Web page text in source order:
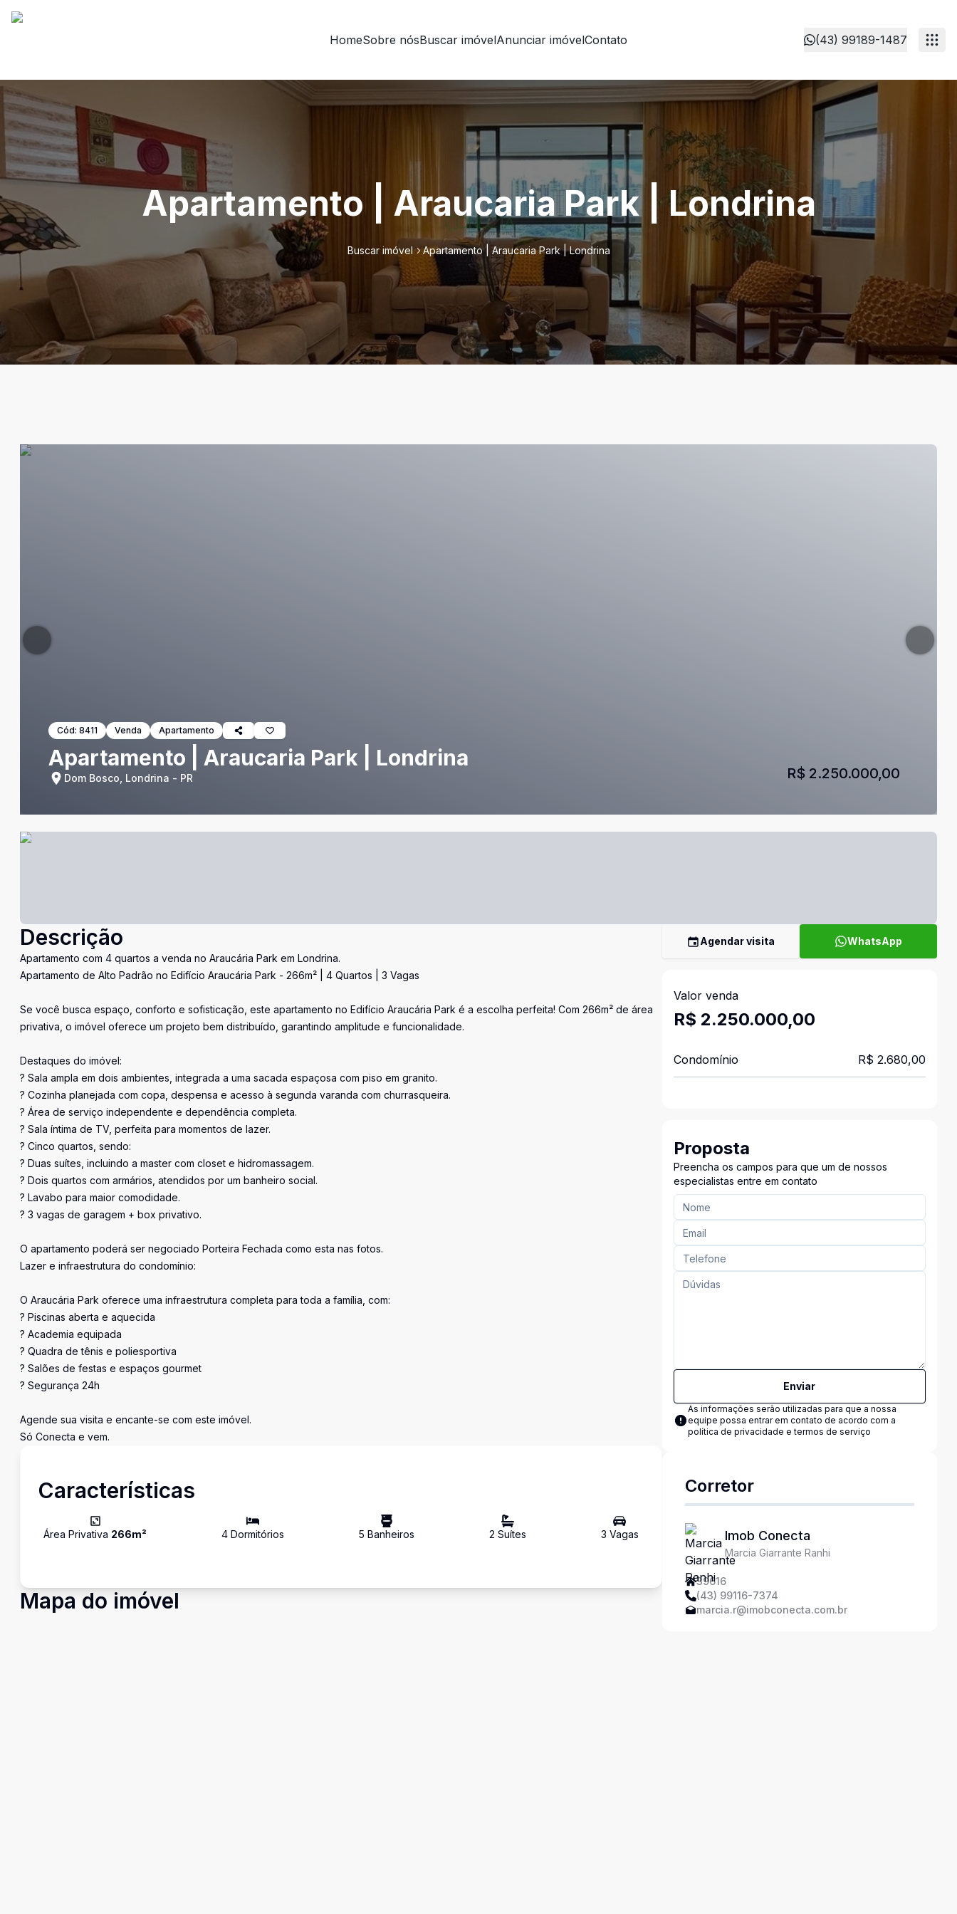
HomeSobre nósBuscar imóvelAnunciar imóvelContato (43) 99189-1487
Apartamento | Araucaria Park | Londrina
Buscar imóvel Apartamento | Araucaria Park | Londrina
Cód: 8411 Venda Apartamento
Apartamento | Araucaria Park | Londrina
Dom Bosco, Londrina - PR R$ 2.250.000,00
Descrição
Apartamento com 4 quartos a venda no Araucária Park em Londrina.
Apartamento de Alto Padrão no Edifício Araucária Park - 266m² | 4 Quartos | 3 Vagas
Se você busca espaço, conforto e sofisticação, este apartamento no Edifício Araucária Park é a escolha perfeita! Com 266m² de área
privativa, o imóvel oferece um projeto bem distribuído, garantindo amplitude e funcionalidade.
Destaques do imóvel:
? Sala ampla em dois ambientes, integrada a uma sacada espaçosa com piso em granito.
? Cozinha planejada com copa, despensa e acesso à segunda varanda com churrasqueira.
? Área de serviço independente e dependência completa.
? Sala íntima de TV, perfeita para momentos de lazer.
? Cinco quartos, sendo:
? Duas suítes, incluindo a master com closet e hidromassagem.
? Dois quartos com armários, atendidos por um banheiro social.
? Lavabo para maior comodidade.
? 3 vagas de garagem + box privativo.
O apartamento poderá ser negociado Porteira Fechada como esta nas fotos.
Lazer e infraestrutura do condomínio:
O Araucária Park oferece uma infraestrutura completa para toda a família, com:
? Piscinas aberta e aquecida
? Academia equipada
? Quadra de tênis e poliesportiva
? Salões de festas e espaços gourmet
? Segurança 24h
Agende sua visita e encante-se com este imóvel.
Só Conecta e vem.
Características
Área Privativa 266m² 4Dormitórios 5 Banheiros 2 Suítes 3 Vagas
Mapa do imóvel
Agendar visita WhatsApp
Valor venda
R$ 2.250.000,00
Condomínio R$ 2.680,00
Proposta
Preencha os campos para que um de nossos
especialistas entre em contato
Enviar
As informações serão utilizadas para que a nossa
equipe possa entrar em contato de acordo com a
política de privacidade e termos de serviço
Corretor
Imob Conecta
Marcia Giarrante Ranhi
39616
(43) 99116-7374
marcia.r@imobconecta.com.br